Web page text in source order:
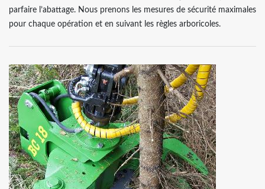
parfaire l’abattage. Nous prenons les mesures de sécurité maximales
pour chaque opération et en suivant les règles arboricoles.